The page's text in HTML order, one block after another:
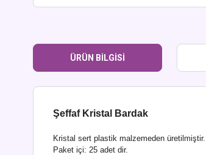
ÜRÜN BILGISI
Şeffaf Kristal Bardak
Kristal sert plastik malzemeden üretilmiştir.
Paket içi: 25 adet dir.